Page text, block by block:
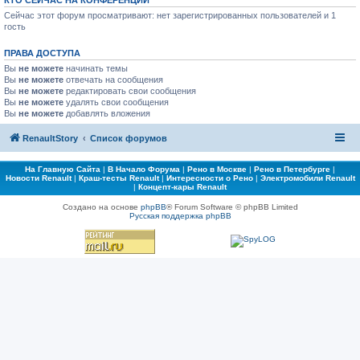
Сейчас этот форум просматривают: нет зарегистрированных пользователей и 1
гость
ПРАВА ДОСТУПА
Вы не можете начинать темы
Вы не можете отвечать на сообщения
Вы не можете редактировать свои сообщения
Вы не можете удалять свои сообщения
Вы не можете добавлять вложения
RenaultStory Список форумов
На Главную Сайта | В Начало Форума | Рено в Москве | Рено в Петербурге |
Новости Renault| Краш-тесты Renault| Интересности о Рено| Электромобили Renault
| Концепт-кары Renault
Создано на основе phpBB® Forum Software © phpBB Limited
Русская поддержка phpBB